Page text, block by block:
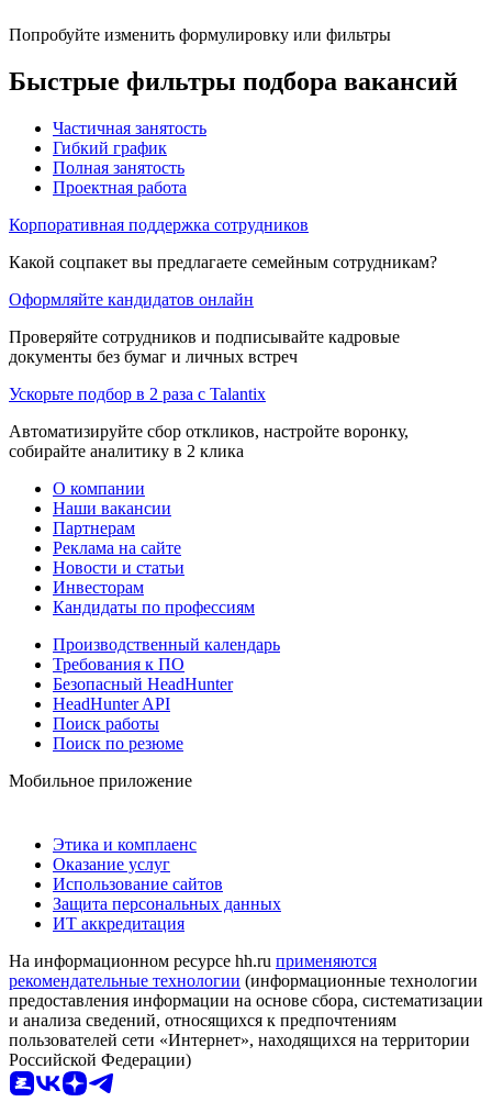
Попробуйте изменить формулировку или фильтры
Быстрые фильтры подбора вакансий
Частичная занятость
Гибкий график
Полная занятость
Проектная работа
Корпоративная поддержка сотрудников
Какой соцпакет вы предлагаете семейным сотрудникам?
Оформляйте кандидатов онлайн
Проверяйте сотрудников и подписывайте кадровые
документы без бумаг и личных встреч
Ускорьте подбор в 2 раза с Talantix
Автоматизируйте сбор откликов, настройте воронку,
собирайте аналитику в 2 клика
О компании
Наши вакансии
Партнерам
Реклама на сайте
Новости и статьи
Инвесторам
Кандидаты по профессиям
Производственный календарь
Требования к ПО
Безопасный HeadHunter
HeadHunter API
Поиск работы
Поиск по резюме
Мобильное приложение
Этика и комплаенс
Оказание услуг
Использование сайтов
Защита персональных данных
ИТ аккредитация
На информационном ресурсе hh.ru применяются
рекомендательные технологии (информационные технологии
предоставления информации на основе сбора, систематизации
и анализа сведений, относящихся к предпочтениям
пользователей сети «Интернет», находящихся на территории
Российской Федерации)